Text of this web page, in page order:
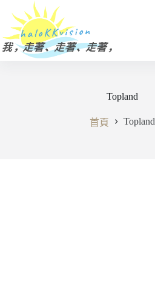
主
要
Topland
首頁 Topland